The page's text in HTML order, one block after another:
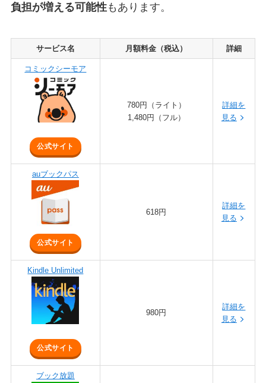
負担が増える可能性もあります。
サービス名 月額料金（税込） 詳細
コミックシーモア
公式サイト
780円（ライト）
1,480円（フル）
詳細を
見る
auブックパス
公式サイト
618円
詳細を
見る
Kindle Unlimited
公式サイト
980円
詳細を
見る
ブック放題